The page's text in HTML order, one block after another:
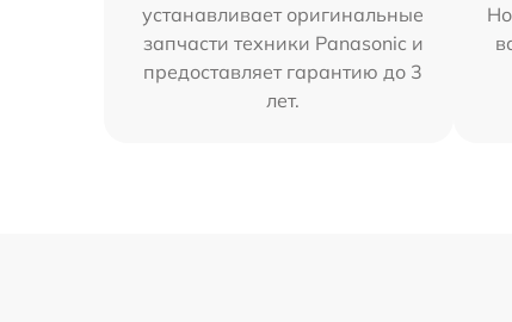
устанавливает оригинальные
запчасти техники Panasonic и
предоставляет гарантию до 3
лет.